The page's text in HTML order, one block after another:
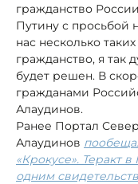
гражданство
Путину с просьбой
нас несколько
гражданство, я так
будет решен. В
гражданами
Алаудинов.
Ранее Портал
Алаудинов
«Крокусе». Теракт
одним